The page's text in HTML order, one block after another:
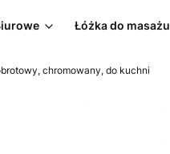
Łóżka do masażu
chromowany, do kuchni